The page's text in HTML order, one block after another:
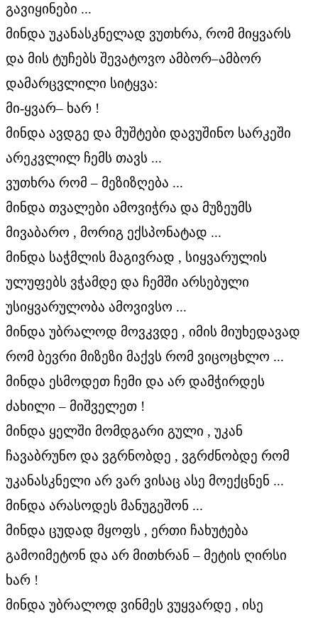
გავიყინები ...
მინდა უკანასკნელად ვუთხრა, რომ მიყვარს
და მის ტუჩებს შევატოვო ამბორ–ამბორ
დამარცვლილი სიტყვა:
მი-ყვარ– ხარ !
მინდა ავდგე და მუშტები დავუშინო სარკეში
არეკვლილ ჩემს თავს ...
ვუთხრა რომ – მეზიზღება ...
მინდა თვალები ამოვიჭრა და მუზეუმს
მივაბარო , მორიგ ექსპონატად ...
მინდა საჭმლის მაგივრად , სიყვარულის
ულუფებს ვჭამდე და ჩემში არსებული
უსიყვარულობა ამოვივსო ...
მინდა უბრალოდ მოვკვდე , იმის მიუხედავად
რომ ბევრი მიზეზი მაქვს რომ ვიცოცხლო ...
მინდა ესმოდეთ ჩემი და არ დამჭირდეს
ძახილი – მიშველეთ !
მინდა ყელში მომდგარი გული , უკან
ჩავაბრუნო და ვგრნობდე , ვგრძნობდე რომ
უკანასკნელი არ ვარ ვისაც ასე მოექცნენ ...
მინდა არასოდეს მანუგეშონ ...
მინდა ცუდად მყოფს , ერთი ჩახუტება
გამოიმეტონ და არ მითხრან – მეტის ღირსი
ხარ !
მინდა უბრალოდ ვინმეს ვუყვარდე , ისე